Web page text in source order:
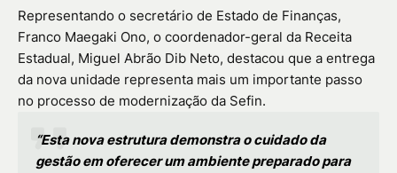
Representando o secretário de Estado de Finanças,
Franco Maegaki Ono, o coordenador-geral da Receita
Estadual, Miguel Abrão Dib Neto, destacou que a entrega
da nova unidade representa mais um importante passo
no processo de modernização da Sefin.
“Esta nova estrutura demonstra o cuidado da
gestão em oferecer um ambiente preparado para